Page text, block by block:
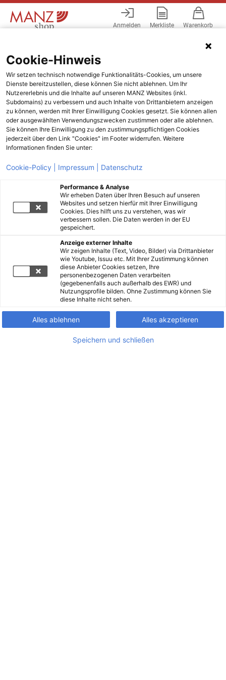
Anmelden Merkliste Warenkorb
Cookie-Hinweis
Wir setzen technisch notwendige Funktionalitäts-Cookies, um unsere
Dienste bereitzustellen, diese können Sie nicht ablehnen. Um Ihr
Nutzererlebnis und die Inhalte auf unseren MANZ Websites (inkl.
Subdomains) zu verbessern und auch Inhalte von Drittanbietern anzeigen
zu können, werden mit Ihrer Einwilligung Cookies gesetzt. Sie können allen
oder ausgewählten Verwendungszwecken zustimmen oder alle ablehnen.
Sie können Ihre Einwilligung zu den zustimmungspflichtigen Cookies
jederzeit über den Link "Cookies" im Footer widerrufen. Weitere
Informationen finden Sie unter:
Cookie-Policy | Impressum | Datenschutz
Performance & Analyse
Wir erheben Daten über Ihren Besuch auf unseren
Websites und setzen hierfür mit Ihrer Einwilligung
Cookies. Dies hilft uns zu verstehen, was wir
verbessern sollen. Die Daten werden in der EU
gespeichert.
Anzeige externer Inhalte
Wir zeigen Inhalte (Text, Video, Bilder) via Drittanbieter
wie Youtube, Issuu etc. Mit Ihrer Zustimmung können
diese Anbieter Cookies setzen, Ihre
personenbezogenen Daten verarbeiten
(gegebenenfalls auch außerhalb des EWR) und
Nutzungsprofile bilden. Ohne Zustimmung können Sie
diese Inhalte nicht sehen.
Alles ablehnen Alles akzeptieren
Speichern und schließen